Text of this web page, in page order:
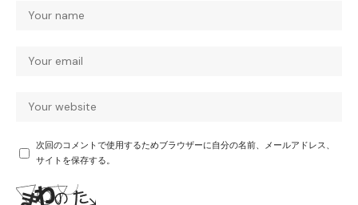
次回のコメントで使用するためブラウザーに自分の名前、メールアドレス、
サイトを保存する。